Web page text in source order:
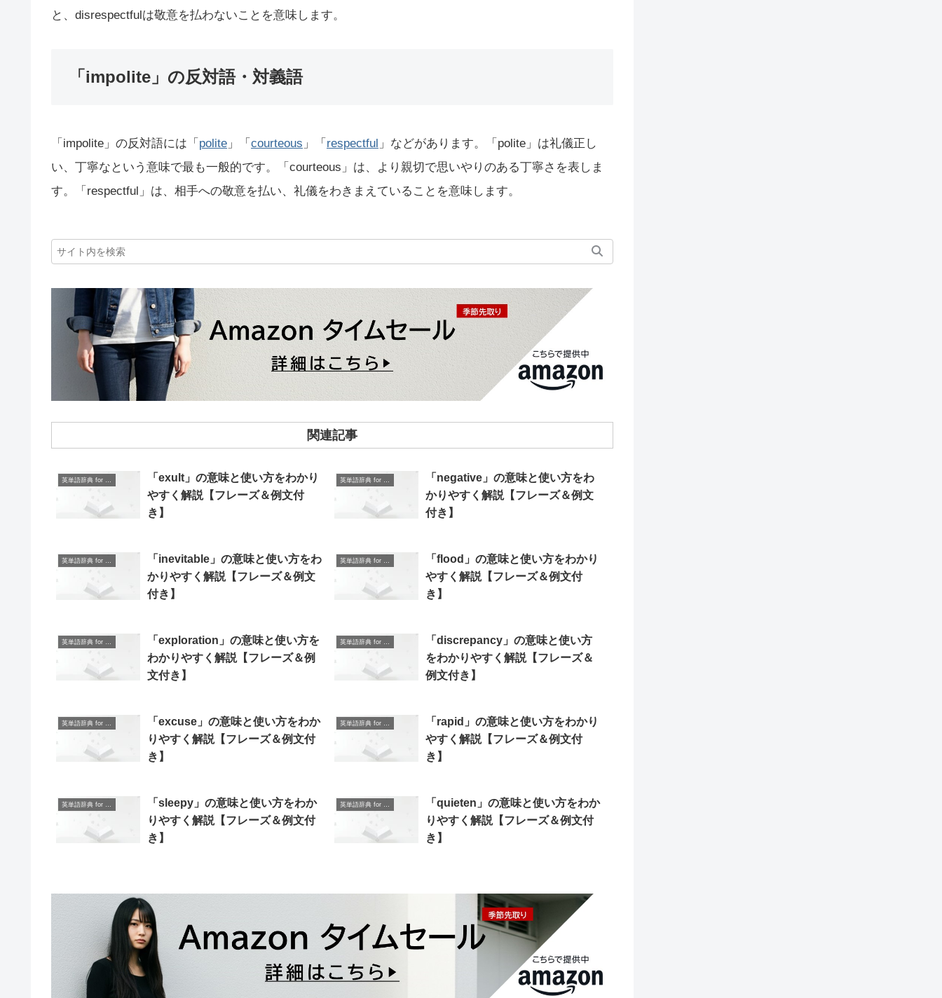
と、disrespectfulは敬意を払わないことを意味します。
「impolite」の反対語・対義語
「impolite」の反対語には「 polite 」「 courteous 」「 respectful 」などがあります。「polite」は礼儀正し
い、丁寧なという意味で最も一般的です。「courteous」は、より親切で思いやりのある丁寧さを表しま
す。「respectful」は、相手への敬意を払い、礼儀をわきまえていることを意味します。
関連記事
「exult」の意味と使い方をわかり
やすく解説【フレーズ＆例文付
き】
「negative」の意味と使い方をわ
かりやすく解説【フレーズ＆例文
付き】
英単語辞典 for Beginners
「inevitable」の意味と使い方をわ
かりやすく解説【フレーズ＆例文
付き】
英単語辞典 for Beginners
「flood」の意味と使い方をわかり
やすく解説【フレーズ＆例文付
き】
英単語辞典 for Beginners
「exploration」の意味と使い方を
わかりやすく解説【フレーズ＆例
文付き】
英単語辞典 for Beginners
「discrepancy」の意味と使い方
をわかりやすく解説【フレーズ＆
例文付き】
「excuse」の意味と使い方をわか
りやすく解説【フレーズ＆例文付
き】
「rapid」の意味と使い方をわかり
やすく解説【フレーズ＆例文付
き】
「sleepy」の意味と使い方をわか
りやすく解説【フレーズ＆例文付
き】
「quieten」の意味と使い方をわか
りやすく解説【フレーズ＆例文付
き】